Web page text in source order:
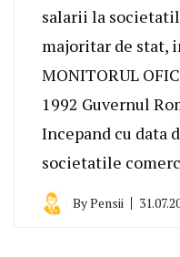
salarii la
majoritar de stat,
MONITORUL
1992 Guvernul
Incepand cu data
societatile
ByPensii